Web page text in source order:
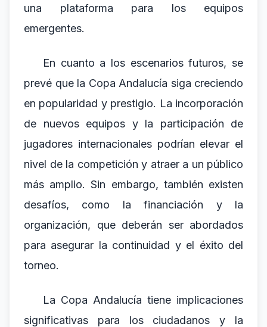
una plataforma para los equipos
emergentes.
En cuanto a los escenarios futuros, se
prevé que la Copa Andalucía siga creciendo
en popularidad y prestigio. La incorporación
de nuevos equipos y la participación de
jugadores internacionales podrían elevar el
nivel de la competición y atraer a un público
más amplio. Sin embargo, también existen
desafíos, como la financiación y la
organización, que deberán ser abordados
para asegurar la continuidad y el éxito del
torneo.
La Copa Andalucía tiene implicaciones
significativas para los ciudadanos y la